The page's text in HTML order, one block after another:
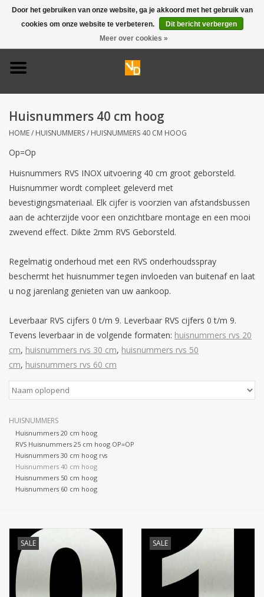
0 Artikelen - €0,00
Deurbel 304
Huisnummers
Naamplaten
Opruiming
Huisnummers 40 cm hoog
HOME/ HUISNUMMERS/ HUISNUMMERS 40 CM HOOG
Op=Op
Huisnummers RVS INOX uitvoering 40 cm groot geborsteld.
Huisnummer wordt compleet geleverd met
bevestigingsmateriaal. Elk cijfer is voorzien van afstandsbussen
aan de achterzijde voor een onzichtbare montage en een mooi
zwevend effect. Dikte 2mm RVS Geborsteld.
Regelmatig onderhoud met een RVS onderhoudsspray
beschermt het huisnummer tegen invloeden van buitenaf en laat
u nog jarenlang genieten van uw aankoop.
Leverbaar RVS cijfers 0 t/m 9. Leverbaar RVS cijfers 0 t/m 9.
Tevens leverbaar in de volgende formaten: huisnummers rvs 20
cm, huisnummers rvs 30 cm, huisnummers rvs 50
cm, huisnummers rvs 60 cm
HUISNUMMERS
Huisnummers 20 cm hoog
RVS Huisnummers 25 cm hoog OP=OP
Huisnummers 30 cm hoog rvs
Huisnummers 40 cm hoog
Huisnummers 50 cm hoog
Huisnummers 60 cm hoog
SALE SALE
Door het gebruiken van onze website, ga je akkoord met het gebruik van
cookies om onze website te verbeteren.
Dit bericht verbergen
Meer over cookies »